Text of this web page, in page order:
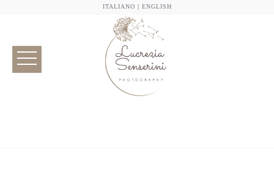
ITALIANO | ENGLISH